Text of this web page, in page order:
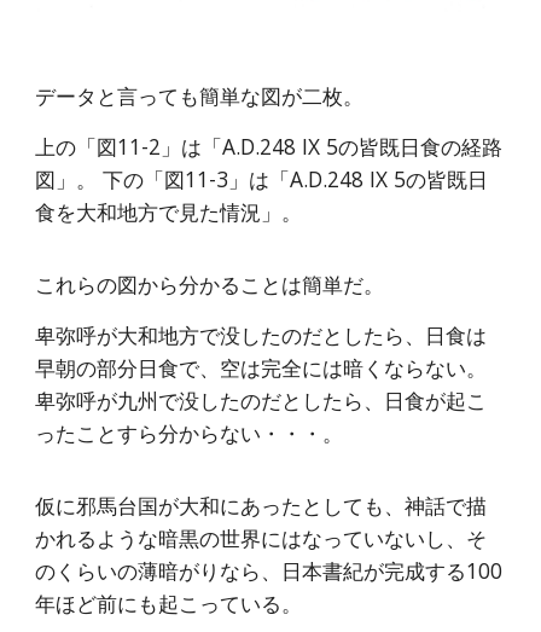
データと言っても簡単な図が二枚。
上の「図11-2」は「A.D.248 IX 5の皆既日食の経路
図」。 下の「図11-3」は「A.D.248 IX 5の皆既日
食を大和地方で見た情況」。
これらの図から分かることは簡単だ。
卑弥呼が大和地方で没したのだとしたら、日食は
早朝の部分日食で、空は完全には暗くならない。
卑弥呼が九州で没したのだとしたら、日食が起こ
ったことすら分からない・・・。
仮に邪馬台国が大和にあったとしても、神話で描
かれるような暗黒の世界にはなっていないし、そ
のくらいの薄暗がりなら、日本書紀が完成する100
年ほど前にも起こっている。